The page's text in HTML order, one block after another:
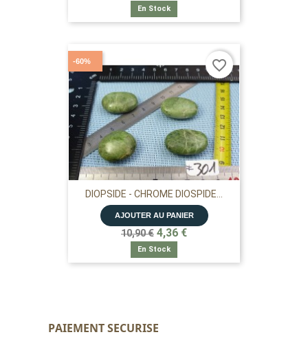
En Stock
DIOPSIDE - CHROME DIOSPIDE...
AJOUTER AU PANIER
10,90 € 4,36 €
En Stock
-60% favorite_border
PAIEMENT SECURISE